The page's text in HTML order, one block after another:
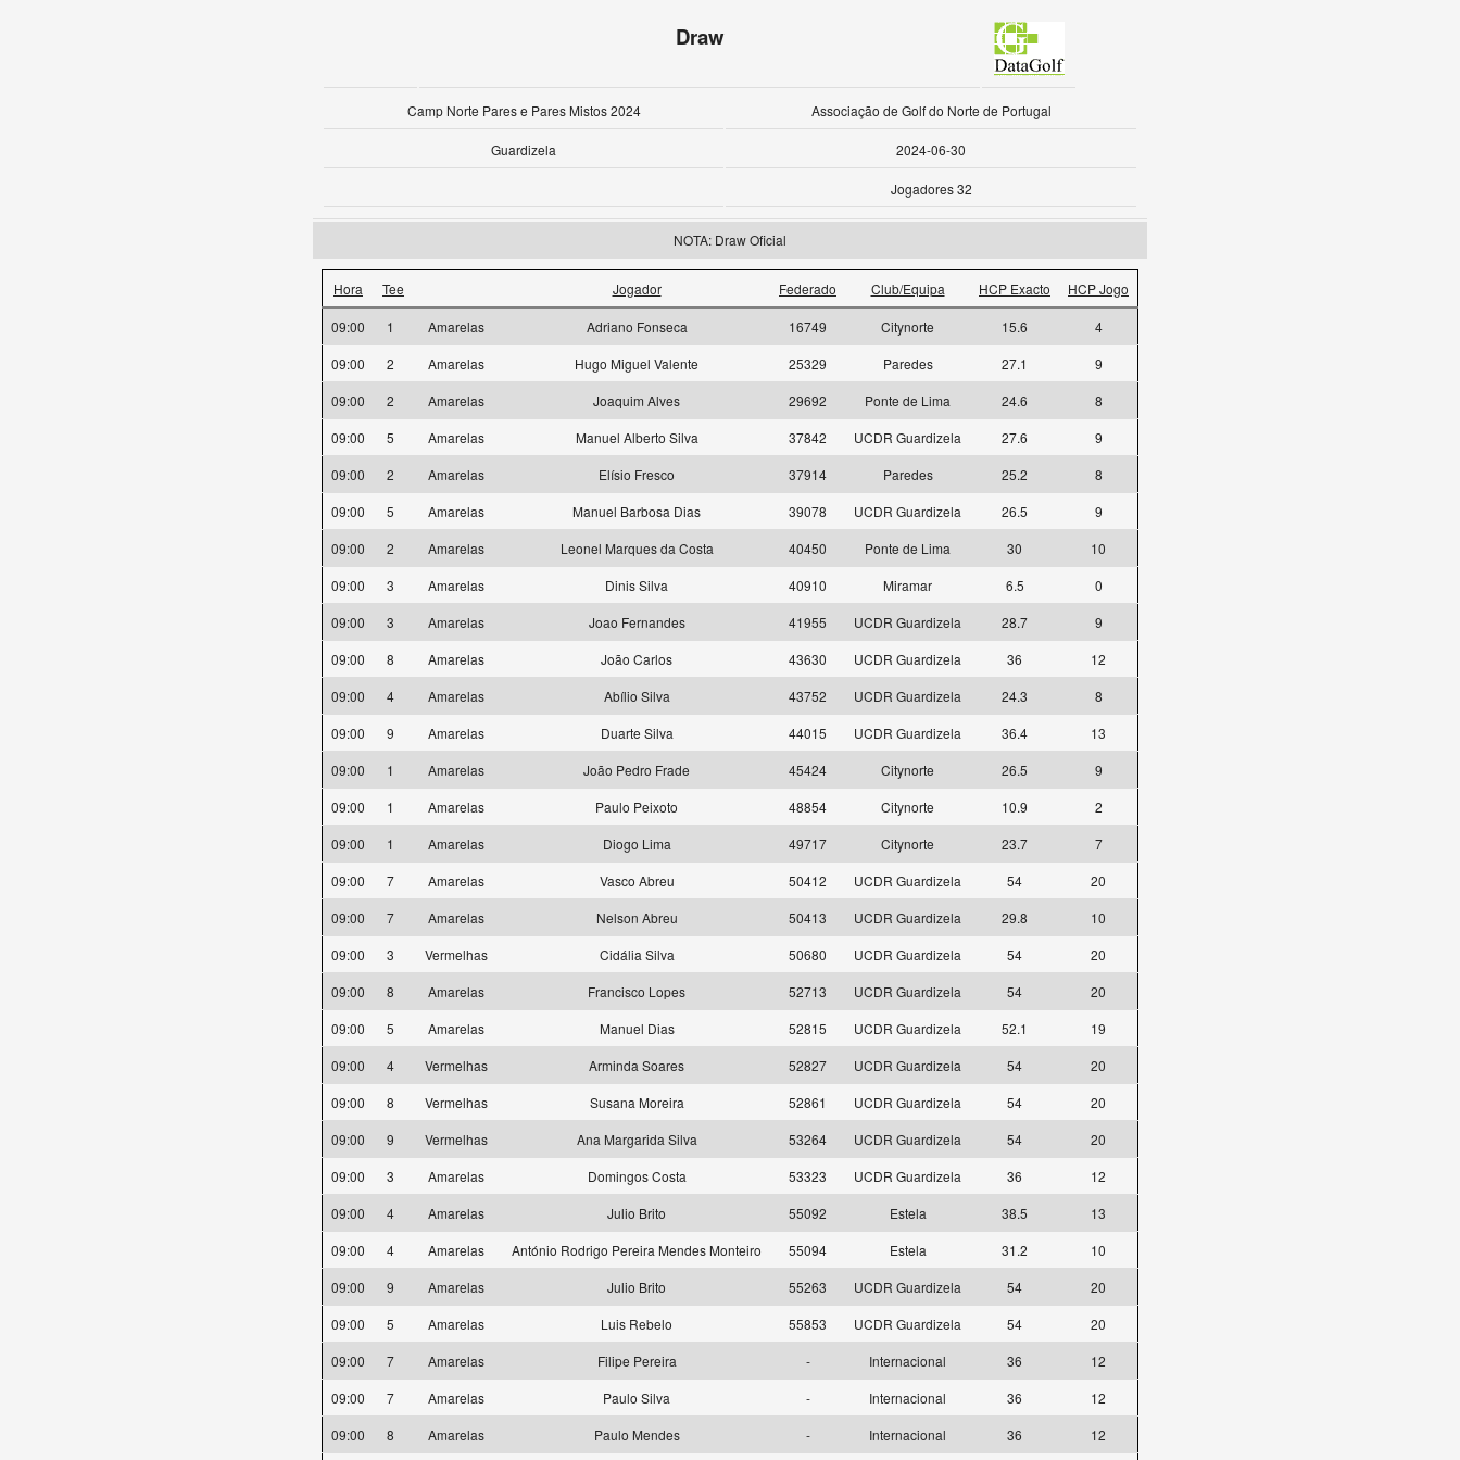
Draw
Camp Norte Pares e Pares Mistos 2024 Associação de Golf do Norte de Portugal
Guardizela 2024-06-30
Jogadores 32
NOTA: Draw Oficial
Hora Tee Jogador Federado Club/Equipa HCP Exacto HCP Jogo
09:00 1 Amarelas Adriano Fonseca 16749 Citynorte 15.6
4
09:00
2 Amarelas Hugo Miguel Valente 25329 Paredes 27.1
9
09:00
2 Amarelas Joaquim Alves 29692 Ponte de Lima 24.6
8
09:00
5 Amarelas Manuel Alberto Silva 37842 UCDR Guardizela 27.6
9
09:00
2 Amarelas Elísio Fresco 37914 Paredes 25.2
8
09:00
5 Amarelas Manuel Barbosa Dias 39078 UCDR Guardizela 26.5
9
09:00
2 Amarelas Leonel Marques da Costa 40450 Ponte de Lima 30
10
09:00
3 Amarelas Dinis Silva 40910 Miramar 6.5
0
09:00
3 Amarelas Joao Fernandes 41955 UCDR Guardizela 28.7
9
09:00
8 Amarelas João Carlos 43630 UCDR Guardizela 36
12
09:00
4 Amarelas Abílio Silva 43752 UCDR Guardizela 24.3
8
09:00
9 Amarelas Duarte Silva 44015 UCDR Guardizela 36.4
13
09:00
1 Amarelas João Pedro Frade 45424 Citynorte 26.5
9
09:00
1 Amarelas Paulo Peixoto 48854 Citynorte 10.9
2
09:00
1 Amarelas Diogo Lima 49717 Citynorte 23.7
7
09:00
7 Amarelas Vasco Abreu 50412 UCDR Guardizela 54
20
09:00
7 Amarelas Nelson Abreu 50413 UCDR Guardizela 29.8
10
09:00
3 Vermelhas Cidália Silva 50680 UCDR Guardizela 54
20
09:00
8 Amarelas Francisco Lopes 52713 UCDR Guardizela 54
20
09:00
5 Amarelas Manuel Dias 52815 UCDR Guardizela 52.1
19
09:00
4 Vermelhas Arminda Soares 52827 UCDR Guardizela 54
20
09:00
8 Vermelhas Susana Moreira 52861 UCDR Guardizela 54
20
09:00
9 Vermelhas Ana Margarida Silva 53264 UCDR Guardizela 54
20
09:00
3 Amarelas Domingos Costa 53323 UCDR Guardizela 36
12
09:00
4 Amarelas Julio Brito 55092 Estela 38.5
13
09:00
4 Amarelas António Rodrigo Pereira Mendes Monteiro 55094 Estela 31.2
10
09:00
9 Amarelas Julio Brito 55263 UCDR Guardizela 54
20
09:00
5 Amarelas Luis Rebelo 55853 UCDR Guardizela 54
20
09:00
7 Amarelas Filipe Pereira - Internacional 36
12
09:00
7 Amarelas Paulo Silva - Internacional 36
12
09:00
8 Amarelas Paulo Mendes - Internacional 36 12